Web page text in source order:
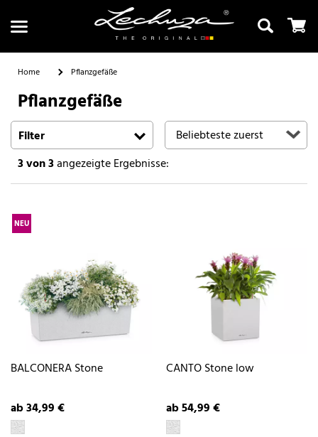
Suchen
Home Pflanzgefäße
Pflanzgefäße
Filter
3von 3angezeigte Ergebnisse:
NEU
BALCONERA Stone
ab 34,99 €
CANTO Stone low
ab 54,99 €